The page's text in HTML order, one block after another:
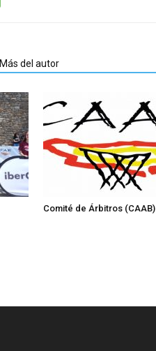
Más del autor
Comité de Árbitros (CAAB)